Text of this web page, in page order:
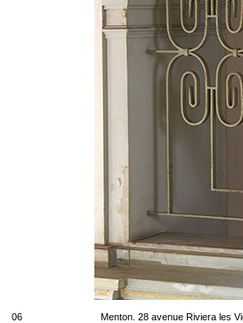
06 Menton. 28 avenue Riviera les